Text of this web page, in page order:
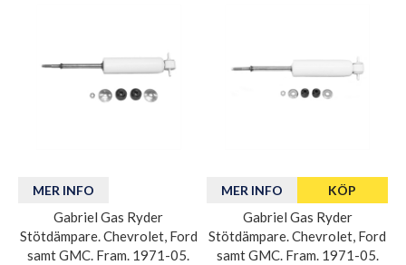
MER INFO
Gabriel Gas Ryder
Stötdämpare. Chevrolet, Ford
samt GMC. Fram. 1971-05.
MER INFO KÖP
Gabriel Gas Ryder
Stötdämpare. Chevrolet, Ford
samt GMC. Fram. 1971-05.